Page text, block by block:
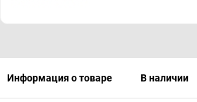
Информация о товаре В наличии